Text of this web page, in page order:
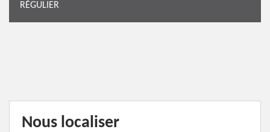
RÉGULIER
Nous localiser